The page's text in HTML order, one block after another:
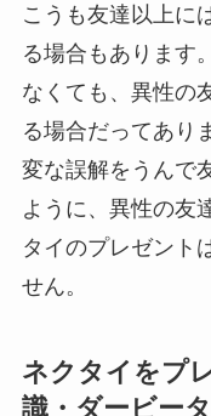
こうも友達以上に
る場合もあります
なくても、異性の
る場合だってあり
変な誤解をうんで
ように、異性の友
タイのプレゼント
せん。
ネクタイをプ
識・ダービー